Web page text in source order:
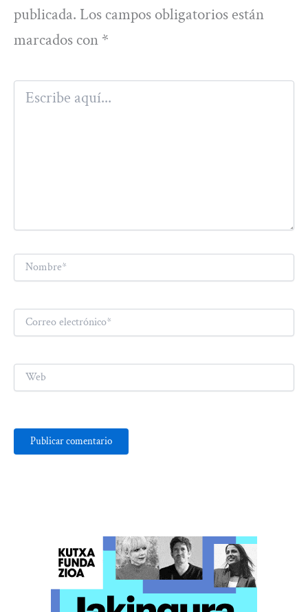
publicada. Los campos obligatorios están
marcados con *
Escribe
aquí...
Nombre*
Correo
electrónico*
Web